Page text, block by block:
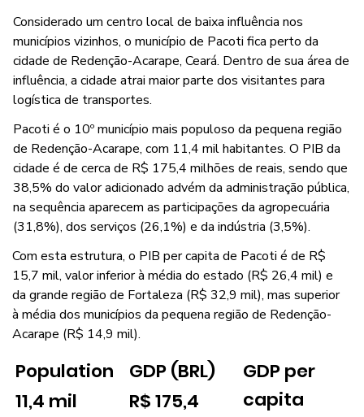
Considerado um centro local de baixa influência nos
municípios vizinhos, o município de Pacoti fica perto da
cidade de Redenção-Acarape, Ceará. Dentro de sua área de
influência, a cidade atrai maior parte dos visitantes para
logística de transportes.
Pacoti é o 10º município mais populoso da pequena região
de Redenção-Acarape, com 11,4 mil habitantes. O PIB da
cidade é de cerca de R$ 175,4 milhões de reais, sendo que
38,5% do valor adicionado advém da administração pública,
na sequência aparecem as participações da agropecuária
(31,8%), dos serviços (26,1%) e da indústria (3,5%).
Com esta estrutura, o PIB per capita de Pacoti é de R$
15,7 mil, valor inferior à média do estado (R$ 26,4 mil) e
da grande região de Fortaleza (R$ 32,9 mil), mas superior
à média dos municípios da pequena região de Redenção-
Acarape (R$ 14,9 mil).
Population
11,4 mil
GDP (BRL)
R$ 175,4
GDP per
capita